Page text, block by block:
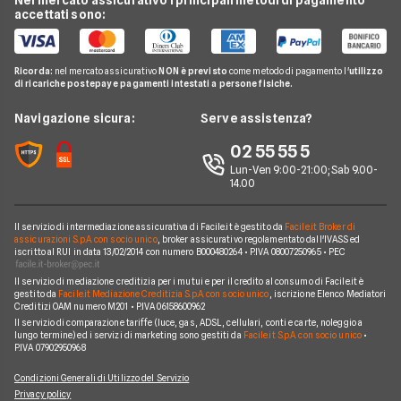
Pay TV
Noleggio Lungo Termine
News
Contatti
Migliori Offerte Gas
Cambio gestore energia
Miglior Fornitore Energia Elettrica
Miglior Fornitore Gas
Acea
Gas Natural
A2A
Edison
Iren
Optima
Sorgenia
Fornitori Energetici
Osservatorio Gas e Luce
Guida Luce e Gas
Glossario Gas e Luce
Notizie Luce e Gas
Argomenti in evidenza Gas e Luce
accettati sono:
Ricorda: nel mercato assicurativoNON è previsto come metodo di pagamento l'utilizzo
di ricariche postepay e pagamenti intestati a persone fisiche.
Navigazione sicura: Serve assistenza?
02 55 55 5
Lun-Ven 9:00-21:00; Sab 9.00-
14.00
Il servizio di intermediazione assicurativa di Facile.it è gestito da Facile.it Broker di
assicurazioni S.p.A. con socio unico, broker assicurativo regolamentato dall'IVASS ed
iscritto al RUI in data 13/02/2014 con numero B000480264 • P.IVA 08007250965 • PEC
Il servizio di mediazione creditizia per i mutui e per il credito al consumo di Facile.it è
gestito da Facile.it Mediazione Creditizia S.p.A. con socio unico, iscrizione Elenco Mediatori
Creditizi OAM numero M201 • P.IVA 06158600962
Il servizio di comparazione tariffe (luce, gas, ADSL, cellulari, conti e carte, noleggio a
lungo termine) ed i servizi di marketing sono gestiti da Facile.it S.p.A. con socio unico•
P.IVA 07902950968
Condizioni Generali di Utilizzo del Servizio
Privacy policy